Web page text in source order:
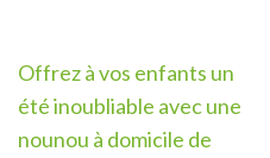
Navigation
de
l’article
Offrez à vos enfants un
été inoubliable avec une
nounou à domicile de